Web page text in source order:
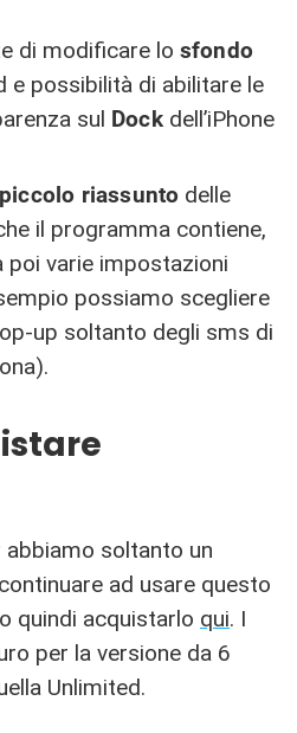
di modificare lo sfondo
e possibilità di abilitare le
sul Dockdell’iPhone
piccolo riassunto delle
il programma contiene,
poi varie impostazioni
possiamo scegliere
up soltanto degli sms di
abbiamo soltanto un
ad usare questo
quindi acquistarlo qui. I
per la versione da 6
Unlimited.